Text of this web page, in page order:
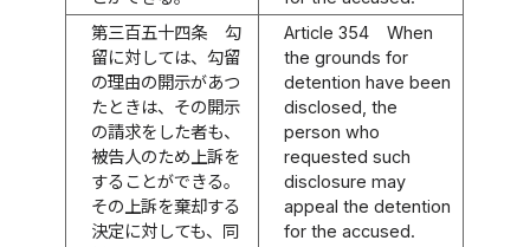
第三百五十四条
勾
留に対しては、勾留
の理由の開示があつ
たときは、その開示
の請求をした者も、
被告人のため上訴を
することができる。
その上訴を棄却する
決定に対しても、同
Article 354
When
the grounds for
detention have been
disclosed, the
person who
requested such
disclosure may
appeal the detention
for the accused.